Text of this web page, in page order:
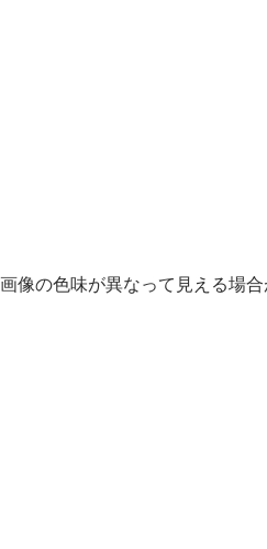
の色味が異なって見える場合